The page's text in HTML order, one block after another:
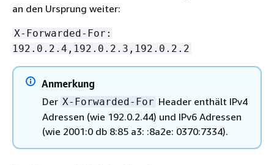
an den Ursprung weiter:
X-Forwarded-For:
192.0.2.4,192.0.2.3,192.0.2.2
Anmerkung
Der X-Forwarded-For Header enthält IPv4
Adressen (wie 192.0.2.44) und IPv6 Adressen
(wie 2001:0 db 8:85 a3: :8a2e: 0370:7334).